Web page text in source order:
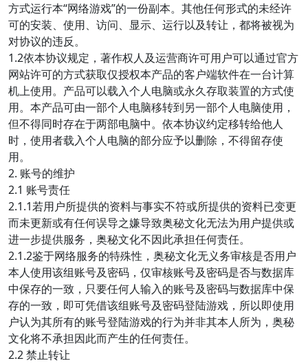
方式运行本“网络游戏”的一份副本。其他任何形式的未经许
可的安装、使用、访问、显示、运行以及转让，都将被视为
对协议的违反。
1.2依本协议规定，著作权人及运营商许可用户可以通过官方
网站许可的方式获取仅授权本产品的客户端软件在一台计算
机上使用。产品可以载入个人电脑或永久存取装置的方式使
用。本产品可由一部个人电脑移转到另一部个人电脑使用，
但不得同时存在于两部电脑中。依本协议约定移转给他人
时，使用者载入个人电脑的部分应予以删除，不得留存使
用。
2. 账号的维护
2.1 账号责任
2.1.1若用户所提供的资料与事实不符或所提供的资料已变更
而未更新或有任何误导之嫌导致奥秘文化无法为用户提供或
进一步提供服务，奥秘文化不因此承担任何责任。
2.1.2鉴于网络服务的特殊性，奥秘文化无义务审核是否用户
本人使用该组账号及密码，仅审核账号及密码是否与数据库
中保存的一致，只要任何人输入的账号及密码与数据库中保
存的一致，即可凭借该组账号及密码登陆游戏，所以即使用
户认为其所有的账号登陆游戏的行为并非其本人所为，奥秘
文化将不承担因此而产生的任何责任。
2.2 禁止转让